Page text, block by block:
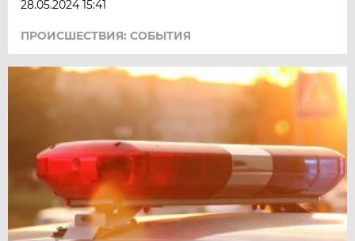
28.05.2024 15:41
ПРОИСШЕСТВИЯ: СОБЫТИЯ